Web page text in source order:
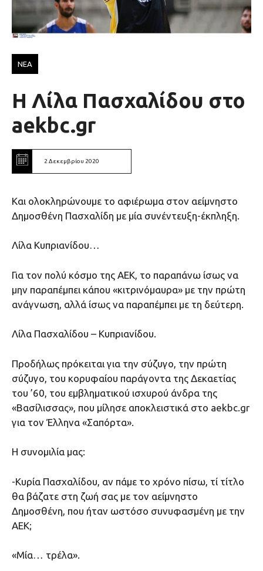
ΝΕΑ
Η Λίλα Πασχαλίδου στο
aekbc.gr
2 Δεκεμβρίου 2020
Και ολοκληρώνουμε το αφιέρωμα στον αείμνηστο
Δημοσθένη Πασχαλίδη με μία συνέντευξη-έκπληξη.
Λίλα Κυπριανίδου…
Για τον πολύ κόσμο της ΑΕΚ, το παραπάνω ίσως να
μην παραπέμπει κάπου «κιτρινόμαυρα» με την πρώτη
ανάγνωση, αλλά ίσως να παραπέμπει με τη δεύτερη.
Λίλα Πασχαλίδου – Κυπριανίδου.
Προδήλως πρόκειται για την σύζυγο, την πρώτη
σύζυγο, του κορυφαίου παράγοντα της Δεκαετίας
του ’60, του εμβληματικού ισχυρού άνδρα της
«Βασίλισσας», που μίλησε αποκλειστικά στο aekbc.gr
για τον Έλληνα «Σαπόρτα».
Η συνομιλία μας:
-Κυρία Πασχαλίδου, αν πάμε το χρόνο πίσω, τί τίτλο
θα βάζατε στη ζωή σας με τον αείμνηστο
Δημοσθένη, που ήταν ωστόσο συνυφασμένη με την
ΑΕΚ;
«Μία… τρέλα».